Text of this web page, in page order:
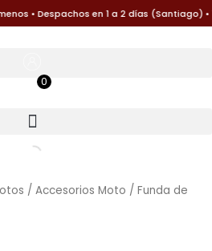
• Despachos en 1 a 2 días (Santiago) •
0
/ Accesorios Moto / Funda de